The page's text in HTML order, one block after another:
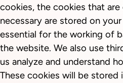
cookies, the cookies that are
necessary are stored on
essential for the working of
the website. We also use
us analyze and understand
These cookies will be